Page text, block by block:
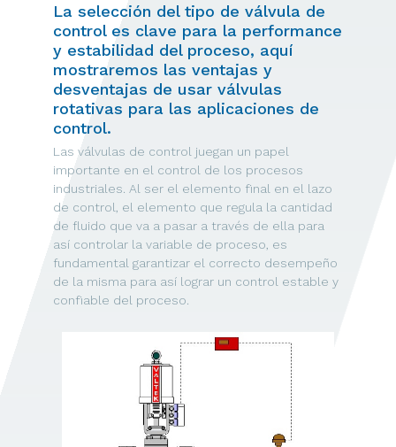
La selección del tipo de válvula de
control es clave para la performance
y estabilidad del proceso, aquí
mostraremos las ventajas y
desventajas de usar válvulas
rotativas para las aplicaciones de
control.
Las válvulas de control juegan un papel
importante en el control de los procesos
industriales. Al ser el elemento final en el lazo
de control, el elemento que regula la cantidad
de fluido que va a pasar a través de ella para
así controlar la variable de proceso, es
fundamental garantizar el correcto desempeño
de la misma para así lograr un control estable y
confiable del proceso.